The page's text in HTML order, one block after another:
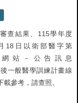
查結果、115學年度
18日以衛部醫字第
網站－公告訊息
一般醫學訓練計畫線
參考，請查照。